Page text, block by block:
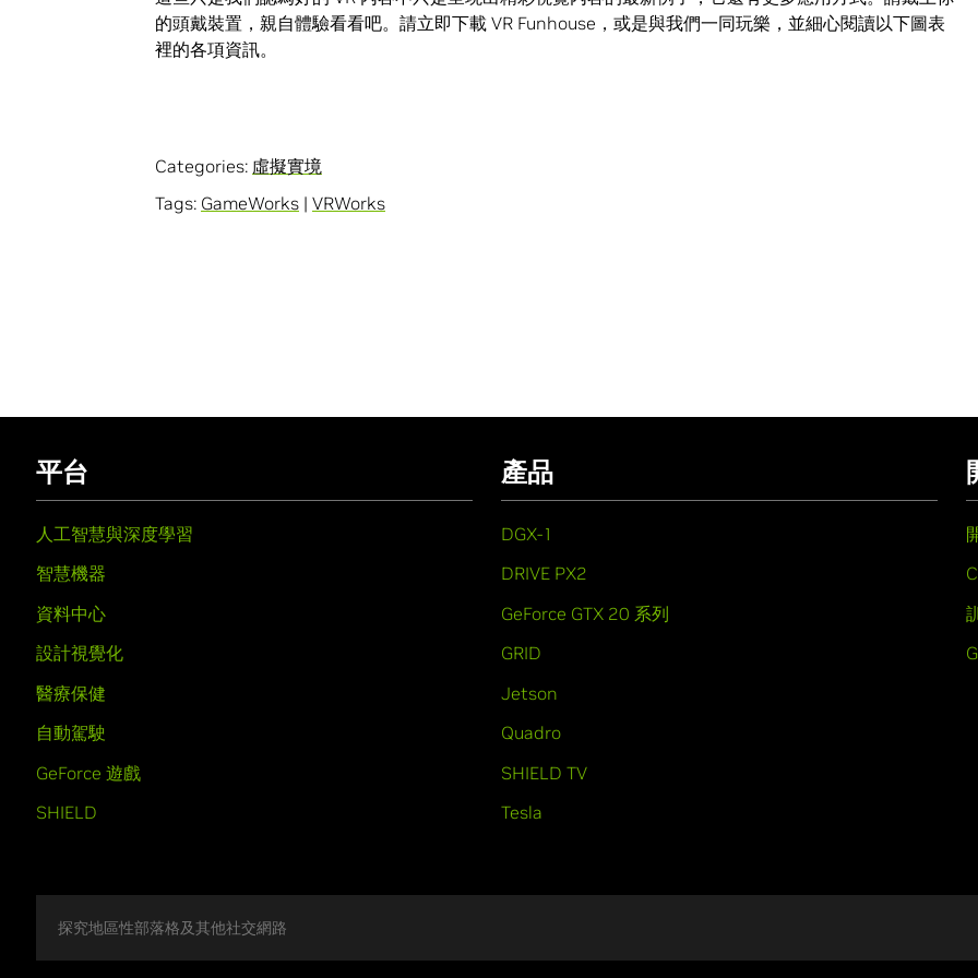
的頭戴裝置，親自體驗看看吧。請立即下載 VR Funhouse，或是與我們一同玩樂，並細心閱讀以下圖表
裡的各項資訊。
Categories: 虛擬實境
Tags: GameWorks | VRWorks
平台
人工智慧與深度學習
智慧機器
資料中心
設計視覺化
醫療保健
自動駕駛
GeForce 遊戲
SHIELD
產品
DGX-1
DRIVE PX2
GeForce GTX 20 系列
GRID
Jetson
Quadro
SHIELD TV
Tesla
探究地區性部落格及其他社交網路